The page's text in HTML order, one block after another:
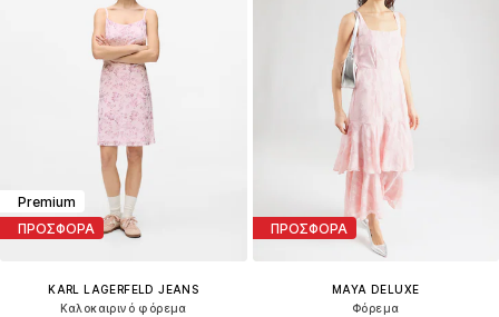
Premium
ΠΡΟΣΦΟΡΑ
KARL LAGERFELD JEANS
Καλοκαιρινό φόρεμα
ΠΡΟΣΦΟΡΑ
MAYA DELUXE
Φόρεμα